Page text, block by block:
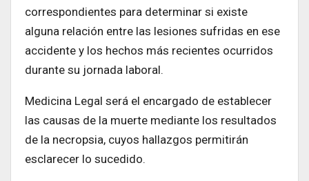
correspondientes para determinar si existe
alguna relación entre las lesiones sufridas en ese
accidente y los hechos más recientes ocurridos
durante su jornada laboral.
Medicina Legal será el encargado de establecer
las causas de la muerte mediante los resultados
de la necropsia, cuyos hallazgos permitirán
esclarecer lo sucedido.